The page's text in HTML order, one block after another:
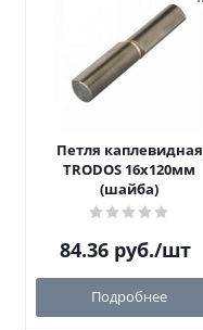
Петля каплевидная
TRODOS 16х120мм
(шайба)
84.36 руб./шт
Подробнее